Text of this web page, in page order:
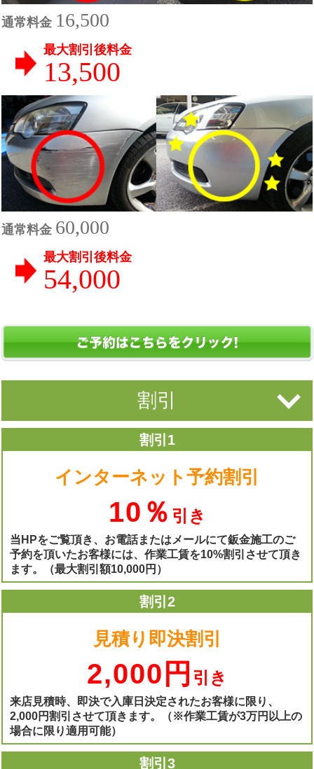
通常料金 16,500
最大割引後料金
13,500
通常料金 60,000
最大割引後料金
54,000
割引
割引1
インターネット予約割引
10％ 引き
当HPをご覧頂き、お電話またはメールにて鈑金施工のご
予約を頂いたお客様には、作業工賃を10%割引させて頂き
ます。（最大割引額10,000円）
割引2
見積り即決割引
2,000円 引き
来店見積時、即決で入庫日決定されたお客様に限り、
2,000円割引させて頂きます。（※作業工賃が3万円以上の
場合に限り適用可能）
割引3